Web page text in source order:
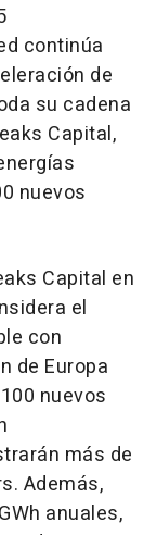
continúa
de
su cadena
Capital,
nuevos
Capital en
el
con
de Europa
nuevos
más de
Además,
anuales,